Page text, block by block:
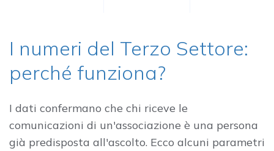
I numeri del Terzo Settore:
perché funziona?
I dati confermano che chi riceve le
comunicazioni di un'associazione è una persona
già predisposta all'ascolto. Ecco alcuni parametri